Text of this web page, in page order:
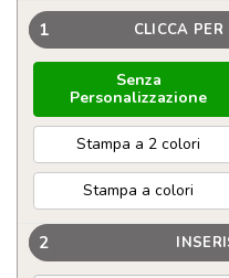
1 CLICCA
Senza
Personalizzazione
Stampa a 2 colori
Stampa a colori
2